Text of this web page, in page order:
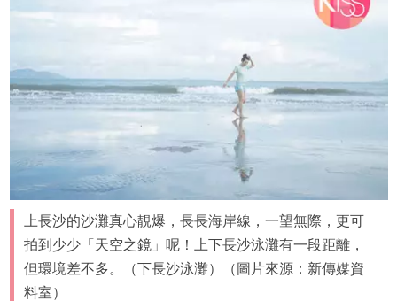
上長沙的沙灘真心靚爆，長長海岸線，一望無際，更可
拍到少少「天空之鏡」呢！上下長沙泳灘有一段距離，
但環境差不多。（下長沙泳灘）（圖片來源：新傳媒資
料室）